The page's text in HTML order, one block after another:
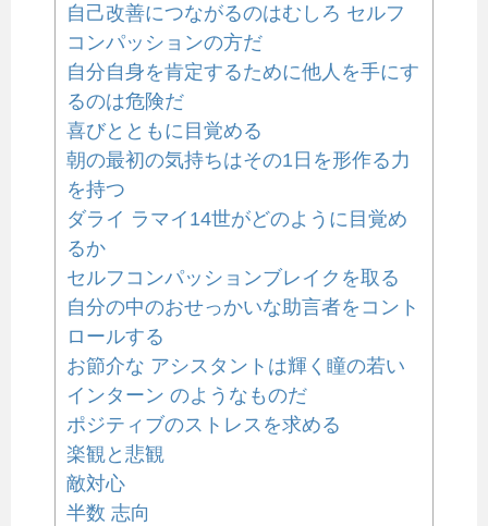
自己改善につながるのはむしろ セルフ
コンパッションの方だ
自分自身を肯定するために他人を手にす
るのは危険だ
喜びとともに目覚める
朝の最初の気持ちはその1日を形作る力
を持つ
ダライ ラマイ14世がどのように目覚め
るか
セルフコンパッションブレイクを取る
自分の中のおせっかいな助言者をコント
ロールする
お節介な アシスタントは輝く瞳の若い
インターン のようなものだ
ポジティブのストレスを求める
楽観と悲観
敵対心
半数 志向